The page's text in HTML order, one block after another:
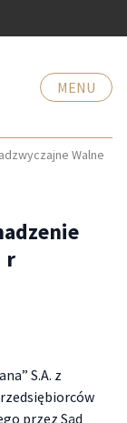
MENU
Walne
r
S.A. z
przez Sąd